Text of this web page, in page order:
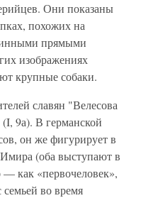
Они показаны
похожих на
прямыми
изображениях
крупные собаки.
славян "Велесова
9а). В германской
он же фигурирует в
(оба выступают в
как «первочеловек»,
во время